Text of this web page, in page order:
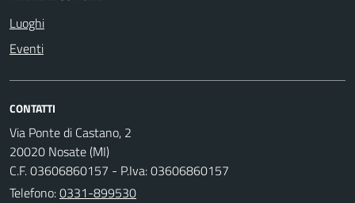
Luoghi
Eventi
CONTATTI
Via Ponte di Castano, 2
20020 Nosate (MI)
C.F. 03606860157 - P.Iva: 03606860157
Telefono:0331-899530